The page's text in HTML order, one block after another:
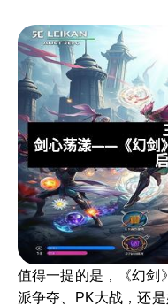
值得一提的是，《幻剑
派争夺、PK大战，还